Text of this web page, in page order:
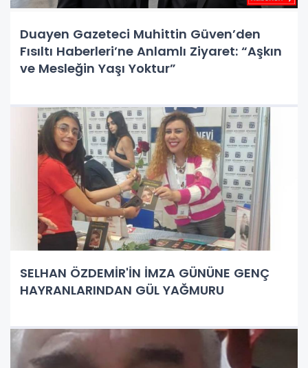
Duayen Gazeteci Muhittin Güven’den
Fısıltı Haberleri’ne Anlamlı Ziyaret: “Aşkın
ve Mesleğin Yaşı Yoktur”
SELHAN ÖZDEMİR'İN İMZA GÜNÜNE GENÇ
HAYRANLARINDAN GÜL YAĞMURU